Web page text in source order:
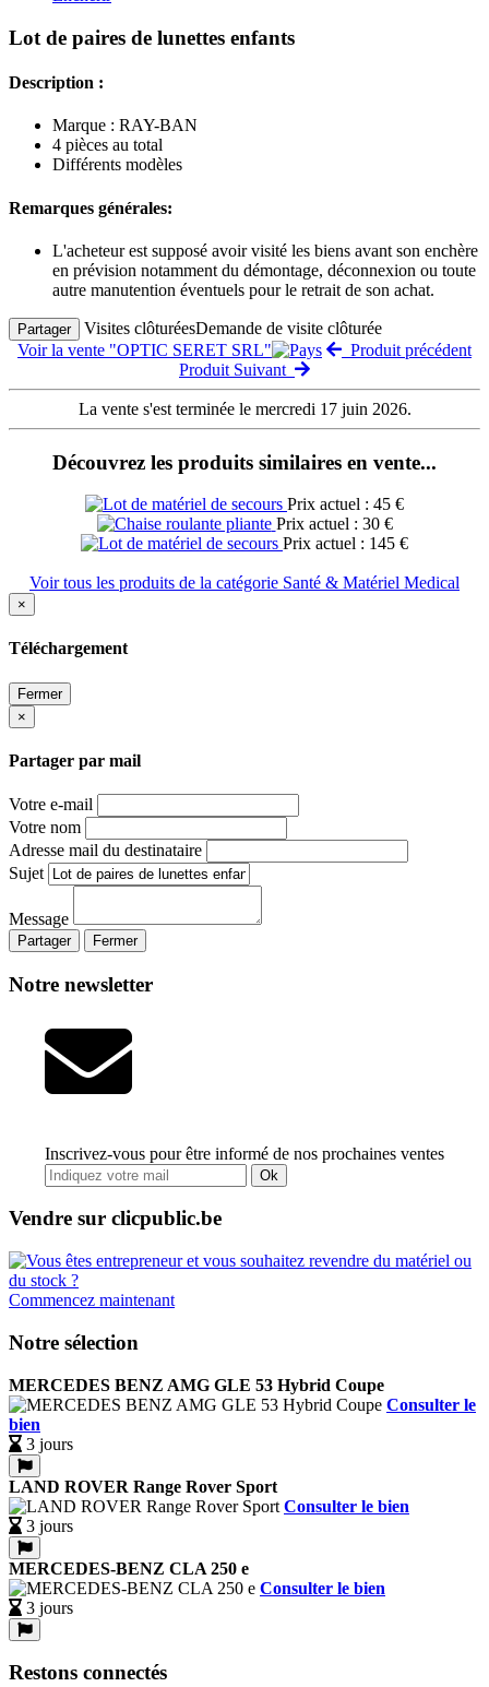
Lot de paires de lunettes enfants
Description :
Marque : RAY-BAN
4 pièces au total
Différents modèles
Remarques générales:
L'acheteur est supposé avoir visité les biens avant son enchère
en prévision notamment du démontage, déconnexion ou toute
autre manutention éventuels pour le retrait de son achat.
Partager Visites clôturéesDemande de visite clôturée
Voir la vente "OPTIC SERET SRL"
Produit précédent
Produit Suivant
La vente s'est terminée le mercredi 17 juin 2026.
Découvrez les produits similaires en vente...
Prix actuel : 45 €
Prix actuel : 30 €
Prix actuel : 145 €
Voir tous les produits de la catégorie Santé & Matériel Medical
×
Téléchargement
Fermer
×
Partager par mail
Votre e-mail
Votre nom
Adresse mail du destinataire
Sujet
Message
Partager Fermer
Notre newsletter
Inscrivez-vous pour être informé de nos prochaines ventes
Ok
Vendre sur clicpublic.be
Commencez maintenant
Notre sélection
MERCEDES BENZ AMG GLE 53 Hybrid Coupe
Consulter le
bien
3 jours
LAND ROVER Range Rover Sport
Consulter le bien
3 jours
MERCEDES-BENZ CLA 250 e
Consulter le bien
3 jours
Restons connectés